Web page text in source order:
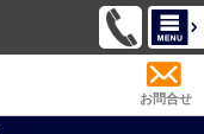
お問合せ